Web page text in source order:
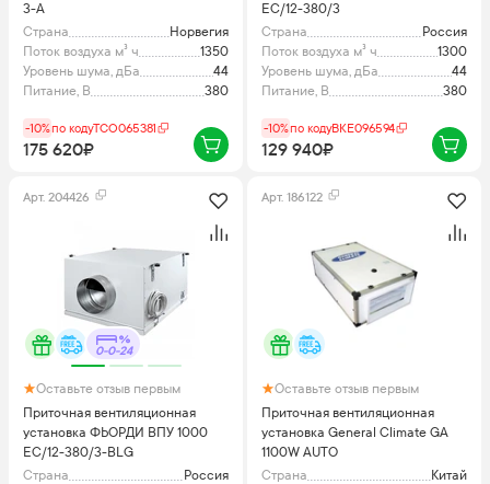
3-A
Страна
Норвегия
Поток воздуха м³ ч
1350
Уровень шума, дБа
44
Питание, В
380
-10%по кодуTCO065381
175 620₽
EC/12-380/3
Страна
Россия
Поток воздуха м³ ч
1300
Уровень шума, дБа
44
Питание, В
380
-10%по кодуBKE096594
129 940₽
Арт. 204426
0-0-24
Оставьте отзыв первым
Приточная вентиляционная
установка ФЬОРДИ ВПУ 1000
ЕС/12-380/3-BLG
Страна
Россия
Арт. 186122
Оставьте отзыв первым
Приточная вентиляционная
установка General Climate GA
1100W AUTO
Страна
Китай